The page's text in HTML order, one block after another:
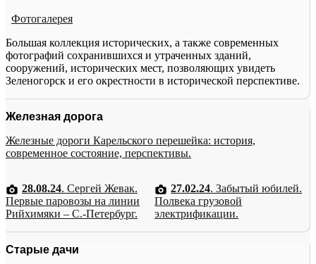
Фотогалерея
Большая коллекция исторических, а также современных
фотографий сохранившихся и утраченных зданий,
сооружений, исторических мест, позволяющих увидеть
Зеленогорск и его окрестности в исторической перспективе.
Железная дорога
Железные дороги Карельского перешейка: история,
современное состояние, перспективы.
28.08.24. Сергей Жевак.
Первые паровозы на линии
Рийхимяки – С.-Петербург.
27.02.24. Забытый юбилей.
Полвека грузовой
электрификации.
Старые дачи